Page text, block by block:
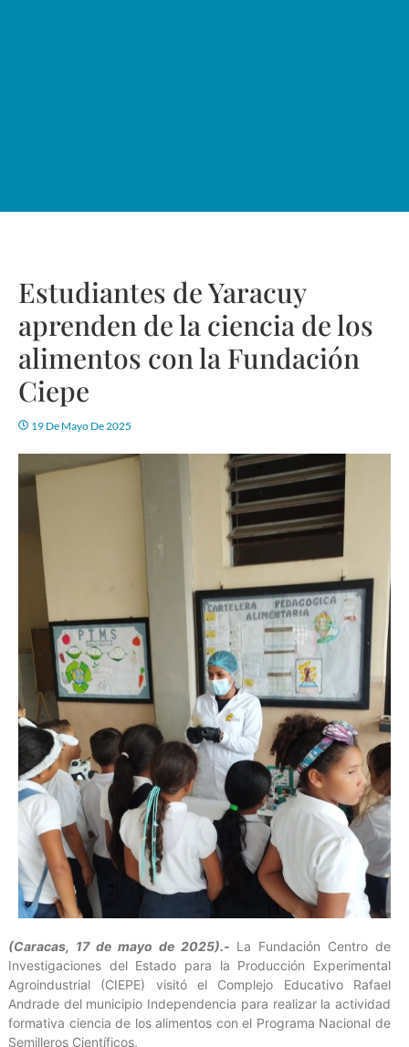
Estudiantes de Yaracuy
aprenden de la ciencia de los
alimentos con la Fundación
Ciepe
19 De Mayo De 2025
(Caracas, 17 de mayo de 2025).- La Fundación Centro de
Investigaciones del Estado para la Producción Experimental
Agroindustrial (CIEPE) visitó el Complejo Educativo Rafael
Andrade del municipio Independencia para realizar la actividad
formativa ciencia de los alimentos con el Programa Nacional de
Semilleros Científicos.